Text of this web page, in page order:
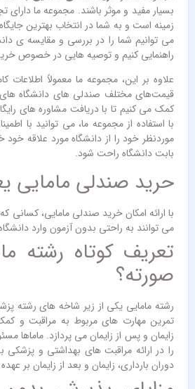
بسیار مفید و موثر باشند. مجموعه‌ ما دارای
زمینه است و به شما در انتخاب بهترین
می توانیم شما را در بررسی و مقایسه‌ ی
راهنمایی کنیم و توصیه‌ هایی در خصوص
علاوه بر این، مجموعه‌ ما معمولاً اطلاعات
قیمت‌های مختلف صندلی های دانشگاه های
کمک می کنیم تا با دریافت مشاوره های
با استفاده از مجموعه‌ ما، می توانید با
موردنظر خود را از دانشگاه مورد علاقه خود
بابت دانشگاه راحت شود.
حرید صندلی مامایی
با ارائه امکان خرید صندلی مامایی، کسانی
می توانند به راحتی بدون آزمون وارد
تعریف کوتاه رشته
صورته؟
رشته مامایی یکی از زیر شاخه های رشته
تمرین مهارت های مربوط به مراقبت و
زایمان و پس از زایمان می پردازد. ماماها
را در ارائه مراقبت های بهداشتی و پزشکی
دوران بارداری، زایمان و بعد از زایمان بر